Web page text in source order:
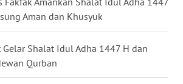
Aman dan Khusyuk
Gelar Shalat Idul Adha 1447 H dan
Qurban